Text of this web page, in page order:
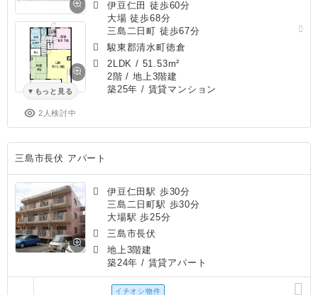
もっと見る
2人検討中
伊豆仁田 徒歩60分
大場 徒歩68分
三島二日町 徒歩67分
駿東郡清水町徳倉
2LDK / 51.53m²
2階 / 地上3階建
築25年 / 賃貸マンション
三島市長伏 アパート
伊豆仁田駅 歩30分
三島二日町駅 歩30分
大場駅 歩25分
三島市長伏
地上3階建
築24年 / 賃貸アパート
イチオシ物件